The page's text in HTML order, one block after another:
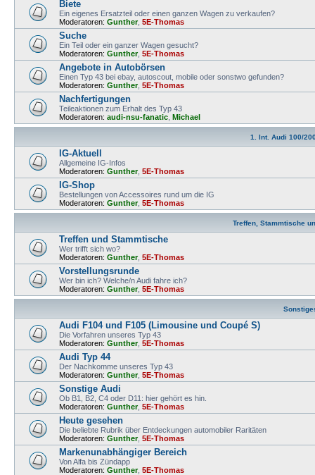
Biete
Ein eigenes Ersatzteil oder einen ganzen Wagen zu verkaufen?
Moderatoren: Gunther, 5E-Thomas
Suche
Ein Teil oder ein ganzer Wagen gesucht?
Moderatoren: Gunther, 5E-Thomas
Angebote in Autobörsen
Einen Typ 43 bei ebay, autoscout, mobile oder sonstwo gefunden?
Moderatoren: Gunther, 5E-Thomas
Nachfertigungen
Teileaktionen zum Erhalt des Typ 43
Moderatoren: audi-nsu-fanatic Michael
1. Int. Audi 100/
IG-Aktuell
Allgemeine IG-Infos
Moderatoren: Gunther, 5E-Thomas
IG-Shop
Bestellungen von Accessoires rund um die IG
Moderatoren: Gunther, 5E-Thomas
Treffen, Stammtische
Treffen und Stammtische
Wer trifft sich wo?
Moderatoren: Gunther, 5E-Thomas
Vorstellungsrunde
Wer bin ich? Welche/n Audi fahre ich?
Moderatoren: Gunther, 5E-Thomas
Audi F104 und F105 (Limousine und Coupé S)
Die Vorfahren unseres Typ 43
Moderatoren: Gunther, 5E-Thomas
Audi Typ 44
Der Nachkomme unseres Typ 43
Moderatoren: Gunther, 5E-Thomas
Sonstige Audi
Ob B1, B2, C4 oder D11: hier gehört es hin.
Moderatoren: Gunther, 5E-Thomas
Heute gesehen
Die beliebte Rubrik über Entdeckungen automobiler Raritäten
Moderatoren: Gunther, 5E-Thomas
Markenunabhängiger Bereich
Von Alfa bis Zündapp
Moderatoren: Gunther, 5E-Thomas